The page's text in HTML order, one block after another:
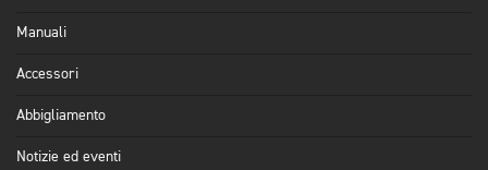
Manuali
Accessori
Abbigliamento
Notizie ed eventi